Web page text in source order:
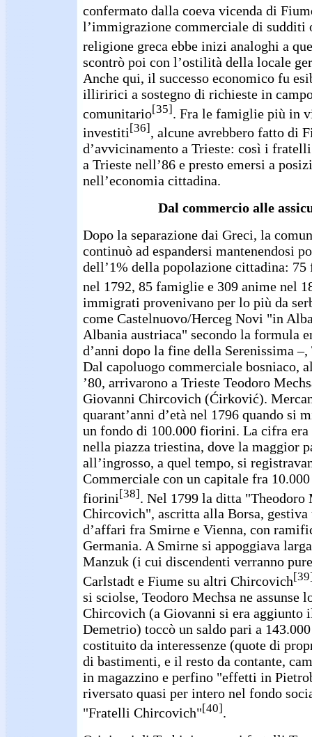
confermato dalla coeva vicenda di
l’immigrazione commerciale di sudditi
religione greca ebbe inizi analoghi a
scontrò poi con l’ostilità della locale
Anche qui, il successo economico fu
illiririci a sostegno di richieste in
comunitario[35]. Fra le famiglie più in
investiti [36] , alcune avrebbero fatto di
d’avvicinamento a Trieste: così i
a Trieste nell’86 e presto emersi a
nell’economia cittadina.
Dal commercio alle
Dopo la separazione dai Greci, la
continuò ad espandersi mantenendosi
dell’1% della popolazione cittadina:
nel 1792, 85 famiglie e 309 anime nel
immigrati provenivano per lo più da
come Castelnuovo/Herceg Novi "in
Albania austriaca" secondo la formula
d’anni dopo la fine della Serenissima
Dal capoluogo commerciale bosniaco,
’80, arrivarono a Trieste Teodoro
Giovanni Chircovich (Ćirković).
quarant’anni d’età nel 1796 quando si
un fondo di 100.000 fiorini. La cifra
nella piazza triestina, dove la maggior
all’ingrosso, a quel tempo, si
Commerciale con un capitale fra
fiorini[38] . Nel 1799 la ditta "Theodoro
Chircovich", ascritta alla Borsa, gestiva
d’affari fra Smirne e Vienna, con
Germania. A Smirne si appoggiava
Manzuk (i cui discendenti verranno
Carlstadt e Fiume su altri Chircovich
si sciolse, Teodoro Mechsa ne
Chircovich (a Giovanni si era aggiunto
Demetrio) toccò un saldo pari a
costituito da interessenze (quote di
di bastimenti, e il resto da contante,
in magazzino e perfino "effetti in
riversato quasi per intero nel fondo
"Fratelli Chircovich"[40].